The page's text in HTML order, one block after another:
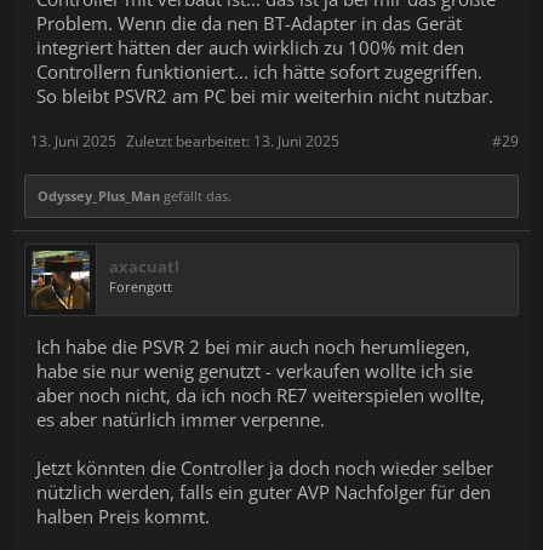
Problem. Wenn die da nen BT-Adapter in das Gerät
integriert hätten der auch wirklich zu 100% mit den
Controllern funktioniert... ich hätte sofort zugegriffen.
So bleibt PSVR2 am PC bei mir weiterhin nicht nutzbar.
#29
13. Juni 2025 Zuletzt bearbeitet: 13. Juni 2025
Odyssey_Plus_Man gefällt das.
axacuatl
Forengott
Ich habe die PSVR 2 bei mir auch noch herumliegen,
habe sie nur wenig genutzt - verkaufen wollte ich sie
aber noch nicht, da ich noch RE7 weiterspielen wollte,
es aber natürlich immer verpenne.
Jetzt könnten die Controller ja doch noch wieder selber
nützlich werden, falls ein guter AVP Nachfolger für den
halben Preis kommt.